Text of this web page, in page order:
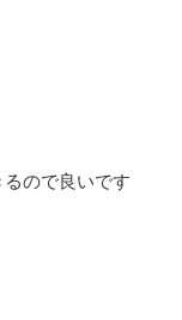
ので良いです